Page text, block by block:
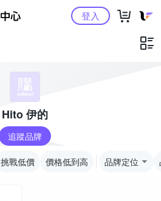
Yahoo購物中心登入
Hito 伊的
追蹤品牌
挑戰低價 價格低到高 品牌定位